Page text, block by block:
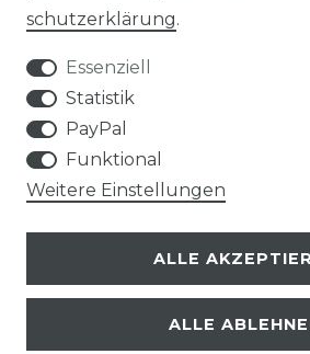
SERVICE
VERSANDKOSTEN
AN- UND VERKAUF VON
schutz­erklärung.
Essenziell
Statistik
PayPal
Funktional
Weitere Einstellungen
ALLE
ALLE